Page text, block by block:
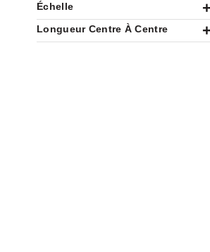
Échelle
Longueur Centre À Centre